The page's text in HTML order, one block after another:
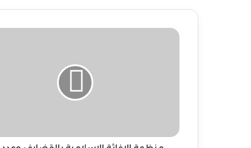
منظمة
باليوم